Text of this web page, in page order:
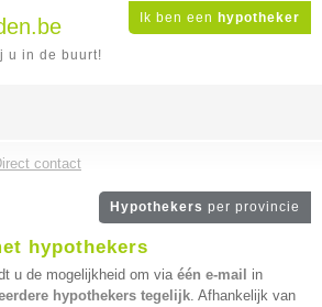
Ik ben een hypotheker
u in de buurt!
contact
Hypothekers per provincie
hypothekers
u de mogelijkheid om via één e-mail
in
hypothekers tegelijk. Afhankelijk van